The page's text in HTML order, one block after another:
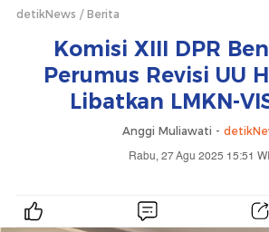
detikNews Berita
Komisi XIII DPR
Perumus Revisi UU
Libatkan LMKN-
Anggi Muliawati -
Rabu, 27 Agu 2025 15:51